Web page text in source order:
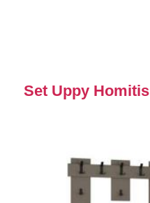
Set Uppy Homitis